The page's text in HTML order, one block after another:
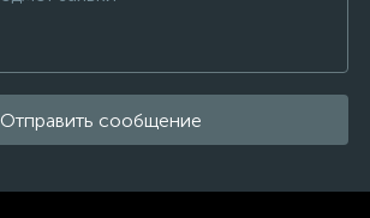
Отправить сообщение